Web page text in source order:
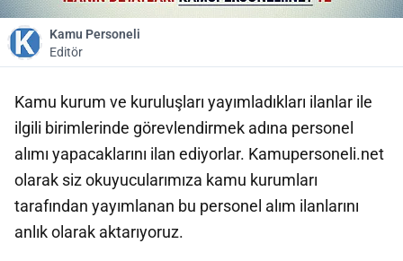
Kamu Personeli
Editör
Kamu kurum ve kuruluşları yayımladıkları ilanlar ile
ilgili birimlerinde görevlendirmek adına personel
alımı yapacaklarını ilan ediyorlar. Kamupersoneli.net
olarak siz okuyucularımıza kamu kurumları
tarafından yayımlanan bu personel alım ilanlarını
anlık olarak aktarıyoruz.